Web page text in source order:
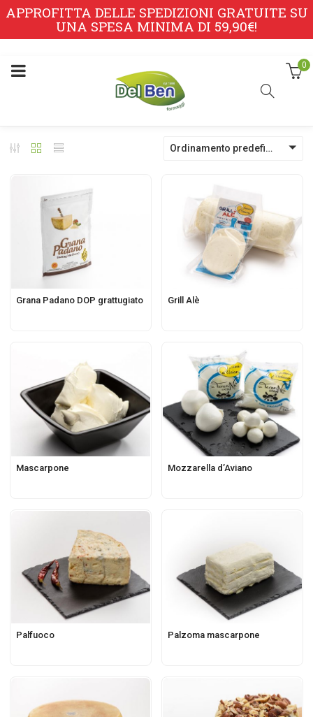
APPROFITTA DELLE SPEDIZIONI GRATUITE SU
UNA SPESA MINIMA DI 59,90€!
0
Ordinamento predefinito
Grana Padano DOP grattugiato Grill Alè
Mascarpone Mozzarella d’Aviano
Palfuoco Palzoma mascarpone